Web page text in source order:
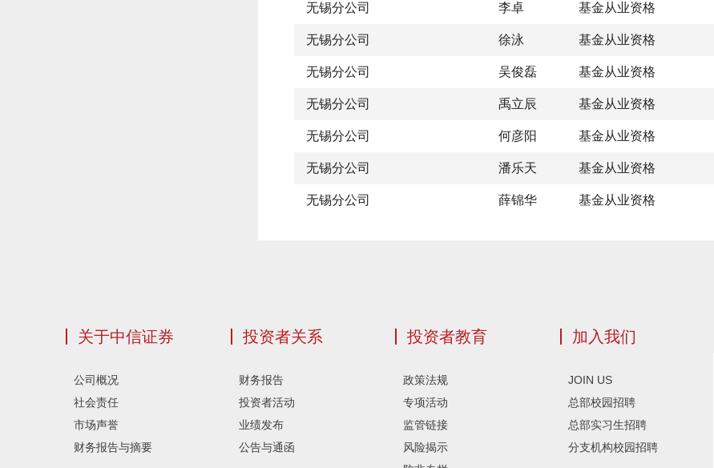
无锡分公司 李卓 基金从业资格
无锡分公司 徐泳 基金从业资格
无锡分公司 吴俊磊 基金从业资格
无锡分公司 禹立辰 基金从业资格
无锡分公司 何彦阳 基金从业资格
无锡分公司 潘乐天 基金从业资格
无锡分公司 薛锦华 基金从业资格
关于中信证券
公司概况
社会责任
市场声誉
财务报告与摘要
投资者关系
财务报告
投资者活动
业绩发布
公告与通函
投资者教育
政策法规
专项活动
监管链接
风险揭示
加入我们
JOIN US
总部校园招聘
总部实习生招聘
分支机构校园招聘